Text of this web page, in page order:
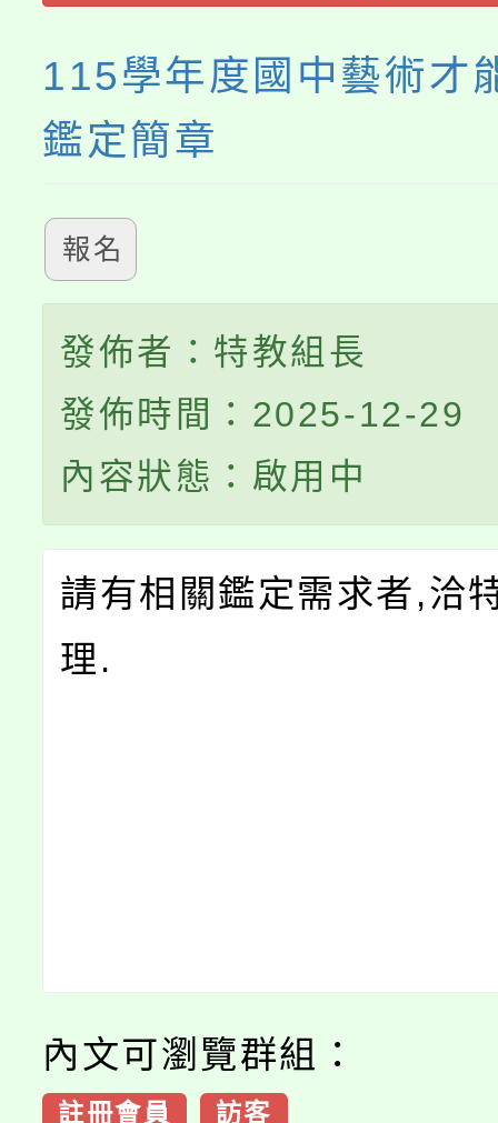
系所師生報名參加。
115學年度國中藝術才
鑑定簡章
報名
發佈者：特教組長
發佈時間：2025-12-29
內容狀態：啟用中
請有相關鑑定需求者,洽
理.
內文可瀏覽群組：
註冊會員 訪客